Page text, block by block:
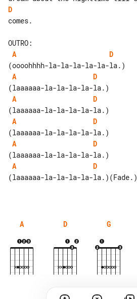
D
comes.
A
D
A
D
A
D
A
D
A
D
A
D
(laaaaaa-la-la-la-la-la.)(Fade.)
A D G